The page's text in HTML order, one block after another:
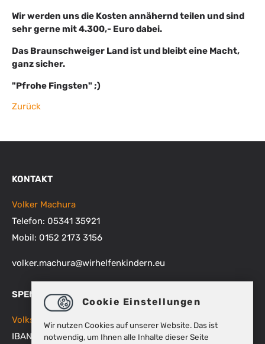
Wir werden uns die Kosten annähernd teilen und sind
sehr gerne mit 4.300,- Euro dabei.
Das Braunschweiger Land ist und bleibt eine Macht,
ganz sicher.
"Pfrohe Fingsten" ;)
Zurück
KONTAKT
Volker Machura
Telefon: 05341 35921
Mobil: 0152 2173 3156
volker.machura@wirhelfenkindern.eu
SPENDENKONTEN
Volksbank BRAWO
IBAN: DE48 2699 1066 1512 9270 00
Cookie Einstellungen
Wir nutzen Cookies auf unserer Website. Das ist
notwendig, um Ihnen alle Inhalte dieser Seite